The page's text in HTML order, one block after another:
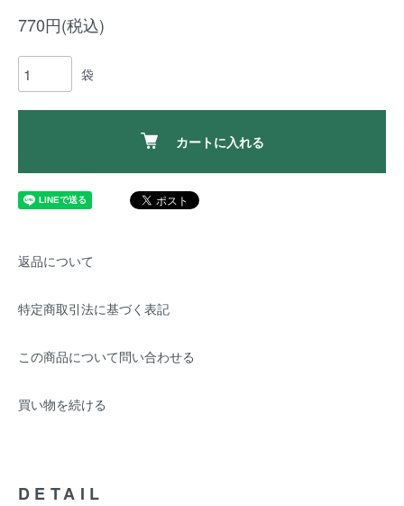
770円(税込)
袋
カートに入れる
返品について
特定商取引法に基づく表記
この商品について問い合わせる
買い物を続ける
DETAIL